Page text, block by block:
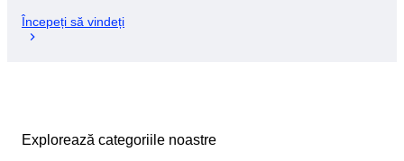
Începeți să vindeți
Explorează categoriile noastre